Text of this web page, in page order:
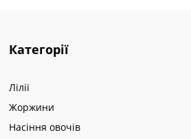
Категорії
Лілії
Жоржини
Насіння овочів